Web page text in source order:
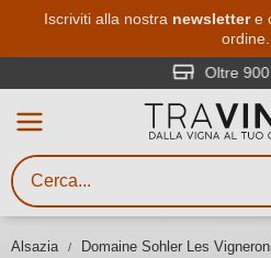
Iscriviti alla nostra newslettere
ordine.
Oltre
Alsazia Domaine Sohler Les
Ricerca vini
Inserisci almeno 3
gusto, occasione,
vitigno, regione,